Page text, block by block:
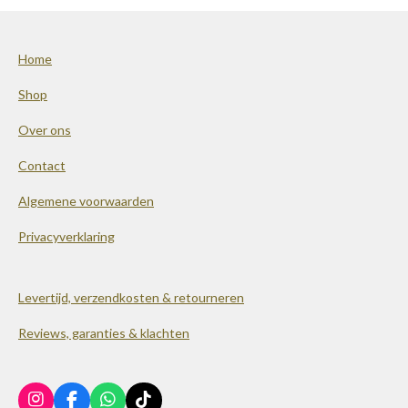
Home
Shop
Over ons
Contact
Algemene voorwaarden
Privacyverklaring
Levertijd, verzendkosten & retourneren
Reviews, garanties & klachten